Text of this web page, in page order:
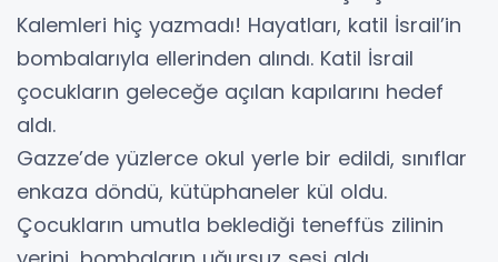
Kalemleri hiç yazmadı! Hayatları, katil İsrail’in
bombalarıyla ellerinden alındı. Katil İsrail
çocukların geleceğe açılan kapılarını hedef
aldı.
Gazze’de yüzlerce okul yerle bir edildi, sınıflar
enkaza döndü, kütüphaneler kül oldu.
Çocukların umutla beklediği teneffüs zilinin